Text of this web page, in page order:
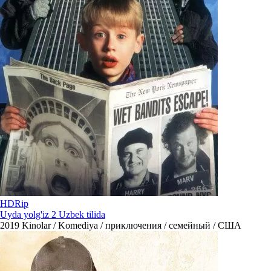
HDRip
Uyda yolg'iz 2 Uzbek tilida
2019 Kinolar / Komediya / приключения / семейный / США